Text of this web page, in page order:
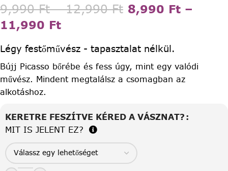
9,990Ft – 12,990Ft 8,990 Ft –
11,990 Ft
Légy festőművész - tapasztalat nélkül.
Bújj Picasso bőrébe és fess úgy, mint egy valódi
művész. Mindent megtalálsz a csomagban az
alkotáshoz.
KERETRE FESZÍTVE KÉRED A VÁSZNAT?
MIT IS JELENT EZ?